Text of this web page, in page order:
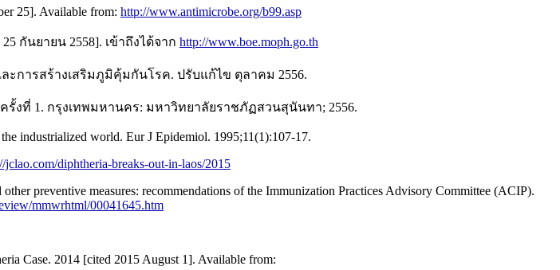
25]. Available from: http://www.antimicrobe.org/b99.asp
กันยายน 2558]. เข้าถึงได้จาก http://www.boe.moph.go.th
การสร้างเสริมภูมิคุ้มกันโรค. ปรับแก้ไข ตุลาคม 2556.
งที่ 1. กรุงเทพมหานคร: มหาวิทยาลัยราชภัฏสวนสุนันทา; 2556.
industrialized world. Eur J Epidemiol. 1995;11(1):107-17.
jclao.com/diphtheria-breaks-out-in-laos/2015
preventive measures: recommendations of the Immunization Practices Advisory Committee (ACIP).
mmwrhtml/00041645.htm
Case. 2014 [cited 2015 August 1]. Available from: